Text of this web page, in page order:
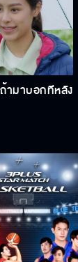
ามาบอกทีหลัง